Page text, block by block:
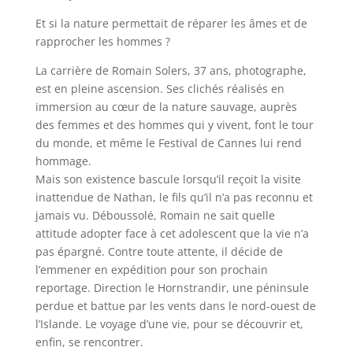
Et si la nature permettait de réparer les âmes et de
rapprocher les hommes ?
La carrière de Romain Solers, 37 ans, photographe,
est en pleine ascension. Ses clichés réalisés en
immersion au cœur de la nature sauvage, auprès
des femmes et des hommes qui y vivent, font le tour
du monde, et même le Festival de Cannes lui rend
hommage.
Mais son existence bascule lorsqu’il reçoit la visite
inattendue de Nathan, le fils qu’il n’a pas reconnu et
jamais vu. Déboussolé, Romain ne sait quelle
attitude adopter face à cet adolescent que la vie n’a
pas épargné. Contre toute attente, il décide de
l’emmener en expédition pour son prochain
reportage. Direction le Hornstrandir, une péninsule
perdue et battue par les vents dans le nord-ouest de
l’Islande. Le voyage d’une vie, pour se découvrir et,
enfin, se rencontrer.